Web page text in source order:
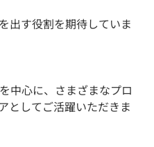
出す役割を期待していま
中心に、さまざまなプロ
としてご活躍いただきま